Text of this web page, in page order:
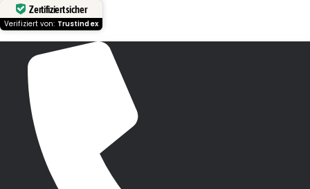
Zertifiziert sicher
Verifiziert von: Trustindex